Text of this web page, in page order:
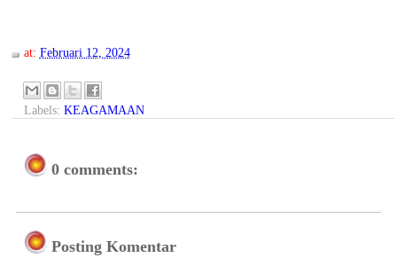
at: Februari 12, 2024
Labels: KEAGAMAAN
0 comments:
Posting Komentar